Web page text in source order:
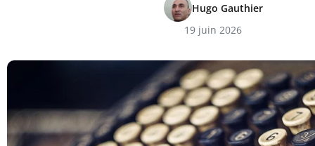
Hugo Gauthier
19 juin 2026